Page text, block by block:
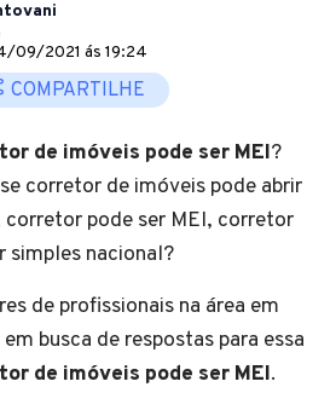
09/2021 ás 19:24
COMPARTILHE
de imóveis pode ser MEI?
corretor de imóveis pode abrir
corretor pode ser MEI, corretor
simples nacional?
de profissionais na área em
busca de respostas para essa
de imóveis pode ser MEI.